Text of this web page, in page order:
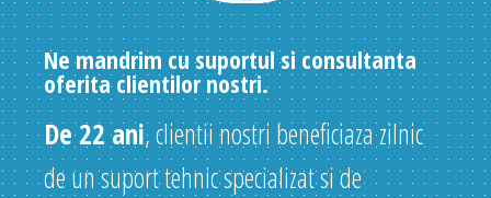
Ne mandrim cu suportul si consultanta
oferita clientilor nostri.
De 22 ani, clientii nostri beneficiaza zilnic
de un suport tehnic specializat si de